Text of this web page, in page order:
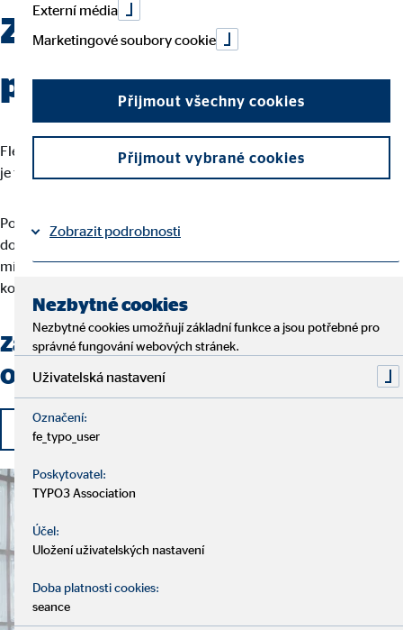
Začněte svou kariéru
právě u nás!
Flexibilita, sebeurčení a naplňující práce, která má smysl a cíl – to
je to, díky čemu je práce finančního poradce OVB tolik výjimečná.
Pouze vaše práce rozhoduje o tom, jak vysoko se u nás můžete
dostat. Jestli už vás nebaví stereotypní pracovní den, chcete
místo toho být samostatní a zároveň chcete pracovat s
kompetentními a milými kolegy, pak jste tu správně.
Začněte kariéru finančního poradce
OVB!
Externí média
Marketingové soubory cookie
Přijmout všechny cookies
Přijmout vybrané cookies
Zobrazit podrobnosti
Nezbytné cookies
Nezbytné cookies umožňují základní funkce a jsou potřebné pro
správné fungování webových stránek.
Uživatelská nastavení
Označení:
fe_typo_user
Poskytovatel:
TYPO3 Association
Účel:
Uložení uživatelských nastavení
Doba platnosti cookies:
seance